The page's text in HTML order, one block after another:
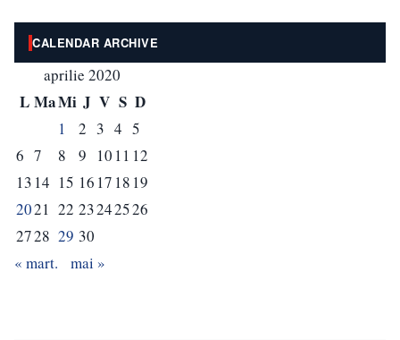
CALENDAR ARCHIVE
aprilie 2020
L MaMi J V S D
1 2 3 4 5
6 7 8 9 10 11 12
13 14 15 16 17 18 19
2021 22 23242526
2728 29 30
« mart.
mai »